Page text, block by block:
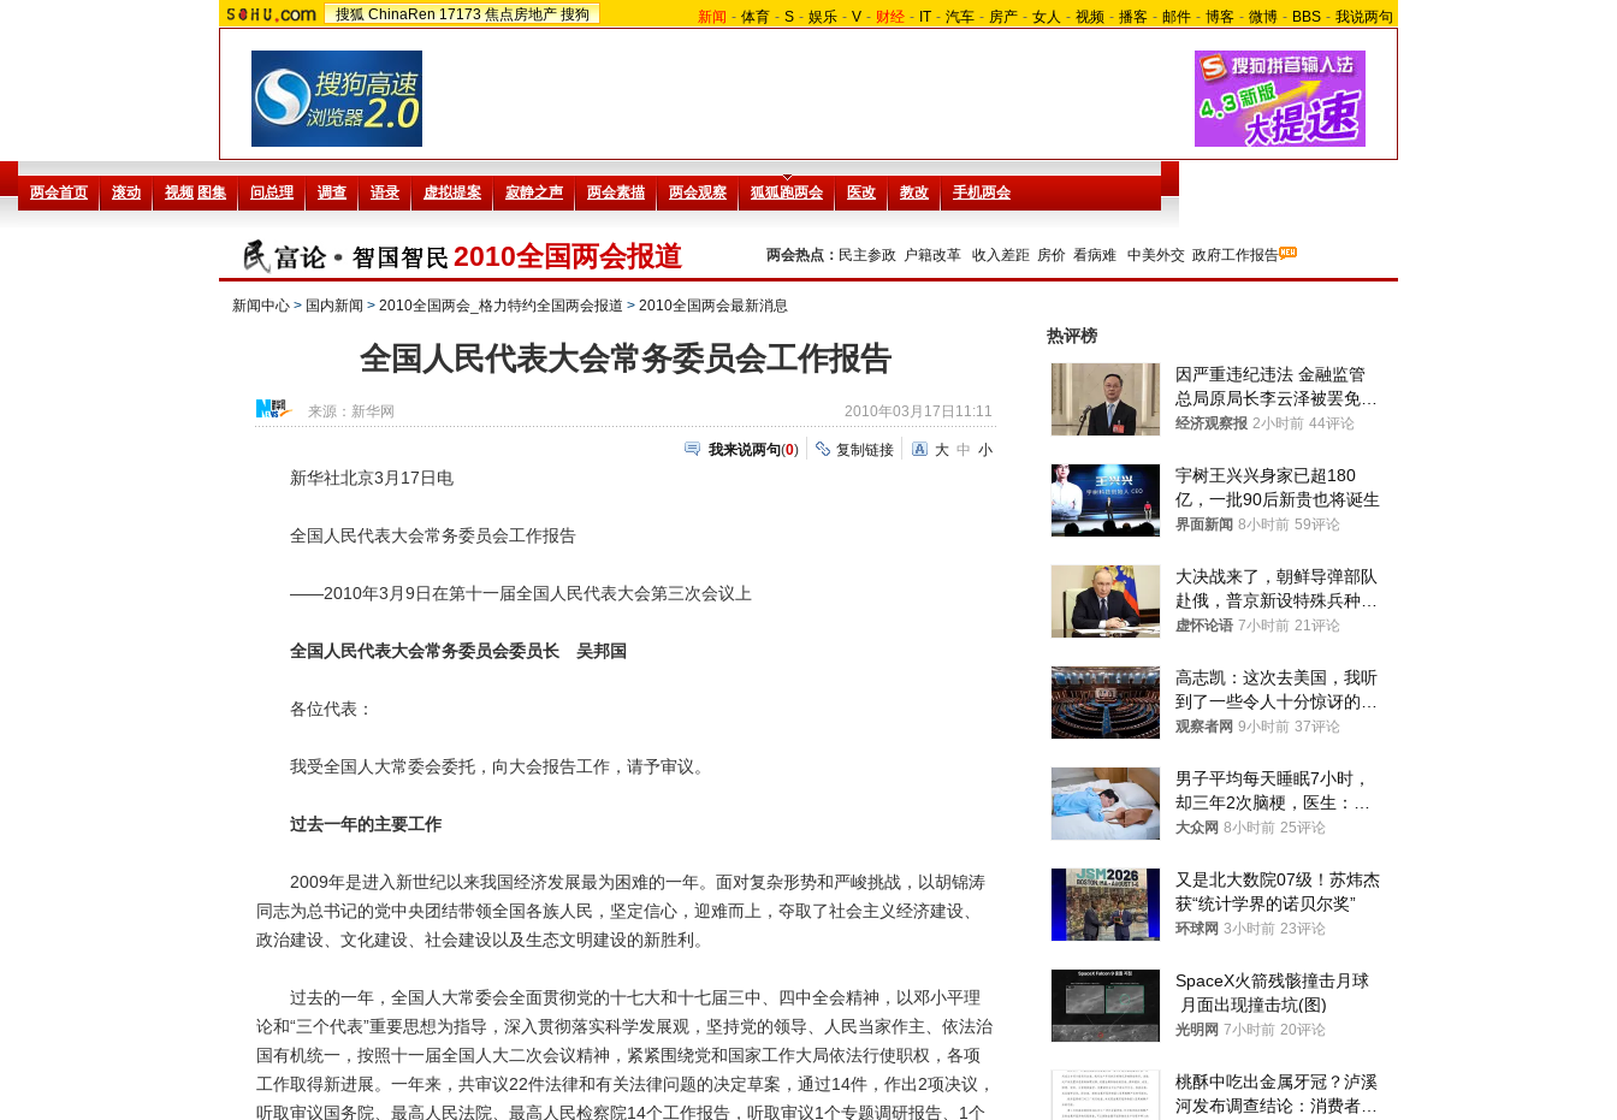
搜狐 ChinaRen 17173 焦点房地产 搜狗 新闻 - 体育 - S - 娱乐 - V - 财经 - IT - 汽车 - 房产 - 女人 - 视频 - 播客 - 邮件 - 博客 - 微博 - BBS - 我说两句
2010全国两会报道 两会热点： 民主参政 户籍改革 收入差距 房价 看病难 中美外交 政府工作报告
新闻中心 > 国内新闻 > 2010全国两会_格力特约全国两会报道 > 2010全国两会最新消息
全国人民代表大会常务委员会工作报告
来源： 新华网 2010年03月17日11:11
我来说两句(0) 复制链接 大 中 小
新华社北京3月17日电
全国人民代表大会常务委员会工作报告
——2010年3月9日在第十一届全国人民代表大会第三次会议上
全国人民代表大会常务委员会委员长 吴邦国
各位代表：
我受全国人大常委会委托，向大会报告工作，请予审议。
过去一年的主要工作
2009年是进入新世纪以来我国经济发展最为困难的一年。面对复杂形势和严峻挑战，以胡锦涛
同志为总书记的党中央团结带领全国各族人民，坚定信心，迎难而上，夺取了社会主义经济建设、
政治建设、文化建设、社会建设以及生态文明建设的新胜利。
过去的一年，全国人大常委会全面贯彻党的十七大和十七届三中、四中全会精神，以邓小平理
论和“三个代表”重要思想为指导，深入贯彻落实科学发展观，坚持党的领导、人民当家作主、依法治
国有机统一，按照十一届全国人大二次会议精神，紧紧围绕党和国家工作大局依法行使职权，各项
工作取得新进展。一年来，共审议22件法律和有关法律问题的决定草案，通过14件，作出2项决议，
听取审议国务院、最高人民法院、最高人民检察院14个工作报告，听取审议1个专题调研报告、1个
热评榜
因严重违纪违法 金融监管
总局原局长李云泽被罢免全
国人大代表
经济观察报 2小时前 44评论
宇树王兴兴身家已超180
亿，一批90后新贵也将诞生
界面新闻 8小时前 59评论
大决战来了，朝鲜导弹部队
赴俄，普京新设特殊兵种，
76岁老将扛旗
虚怀论语 7小时前 21评论
高志凯：这次去美国，我听
到了一些令人十分惊讶的消
息
观察者网 9小时前 37评论
男子平均每天睡眠7小时，
却三年2次脑梗，医生：这
样睡觉更伤身
大众网 8小时前 25评论
又是北大数院07级！苏炜杰
获“统计学界的诺贝尔奖”
环球网 3小时前 23评论
SpaceX火箭残骸撞击月球
月面出现撞击坑(图)
光明网 7小时前 20评论
桃酥中吃出金属牙冠？泸溪
河发布调查结论：消费者已